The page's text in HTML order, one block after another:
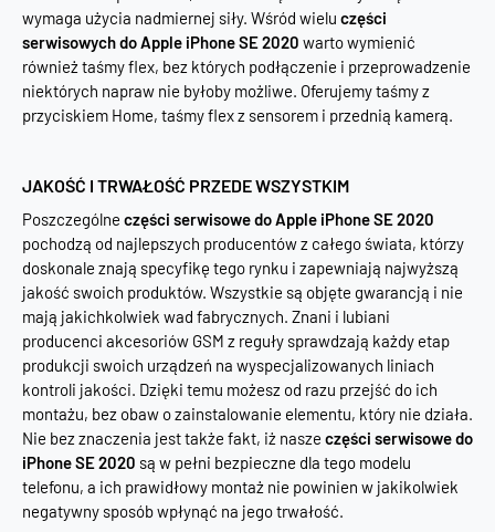
wymaga użycia nadmiernej siły. Wśród wielu części
serwisowych do Apple iPhone SE 2020 warto wymienić
również taśmy flex, bez których podłączenie i przeprowadzenie
niektórych napraw nie byłoby możliwe. Oferujemy taśmy z
przyciskiem Home, taśmy flex z sensorem i przednią kamerą.
JAKOŚĆ I TRWAŁOŚĆ PRZEDE WSZYSTKIM
Poszczególne części serwisowe do Apple iPhone SE 2020
pochodzą od najlepszych producentów z całego świata, którzy
doskonale znają specyfikę tego rynku i zapewniają najwyższą
jakość swoich produktów. Wszystkie są objęte gwarancją i nie
mają jakichkolwiek wad fabrycznych. Znani i lubiani
producenci akcesoriów GSM z reguły sprawdzają każdy etap
produkcji swoich urządzeń na wyspecjalizowanych liniach
kontroli jakości. Dzięki temu możesz od razu przejść do ich
montażu, bez obaw o zainstalowanie elementu, który nie działa.
Nie bez znaczenia jest także fakt, iż nasze części serwisowe do
iPhone SE 2020 są w pełni bezpieczne dla tego modelu
telefonu, a ich prawidłowy montaż nie powinien w jakikolwiek
negatywny sposób wpłynąć na jego trwałość.